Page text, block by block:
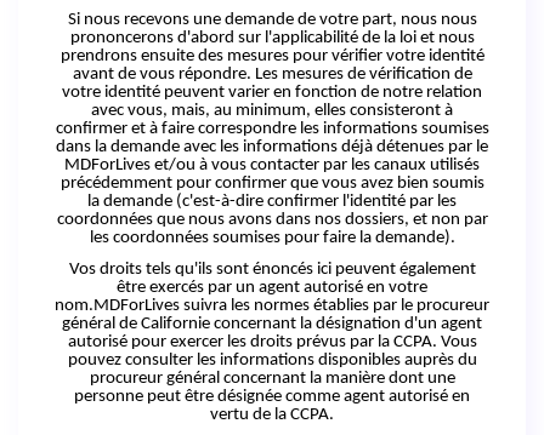
Si nous recevons une demande de votre part, nous nous
prononcerons d'abord sur l'applicabilité de la loi et nous
prendrons ensuite des mesures pour vérifier votre identité
avant de vous répondre. Les mesures de vérification de
votre identité peuvent varier en fonction de notre relation
avec vous, mais, au minimum, elles consisteront à
confirmer et à faire correspondre les informations soumises
dans la demande avec les informations déjà détenues par le
MDForLives et/ou à vous contacter par les canaux utilisés
précédemment pour confirmer que vous avez bien soumis
la demande (c'est-à-dire confirmer l'identité par les
coordonnées que nous avons dans nos dossiers, et non par
les coordonnées soumises pour faire la demande).
Vos droits tels qu'ils sont énoncés ici peuvent également
être exercés par un agent autorisé en votre
nom.MDForLives suivra les normes établies par le procureur
général de Californie concernant la désignation d'un agent
autorisé pour exercer les droits prévus par la CCPA. Vous
pouvez consulter les informations disponibles auprès du
procureur général concernant la manière dont une
personne peut être désignée comme agent autorisé en
vertu de la CCPA.